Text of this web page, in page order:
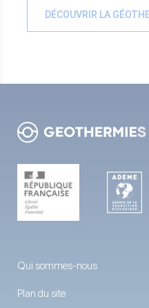
DÉCOUVRIR LA
Qui sommes-nous
Plan du site